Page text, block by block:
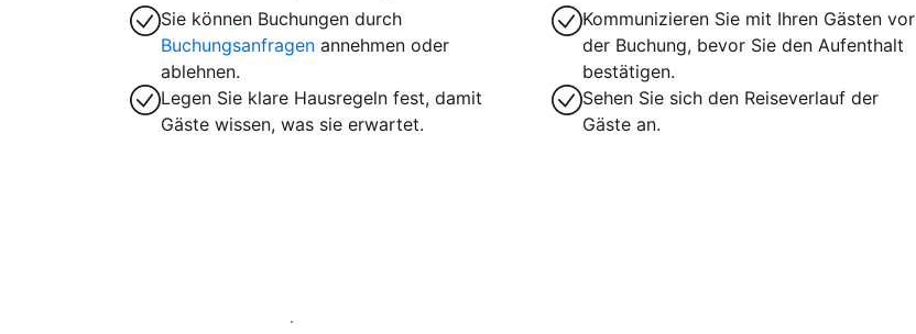
Sie können Buchungen durch
Buchungsanfragen annehmen oder
ablehnen.
Legen Sie klare Hausregeln fest, damit
Gäste wissen, was sie erwartet.
Kommunizieren Sie mit Ihren Gästen vor
der Buchung, bevor Sie den Aufenthalt
bestätigen.
Sehen Sie sich den Reiseverlauf der
Gäste an.
Werden Sie noch heute Gastgeber